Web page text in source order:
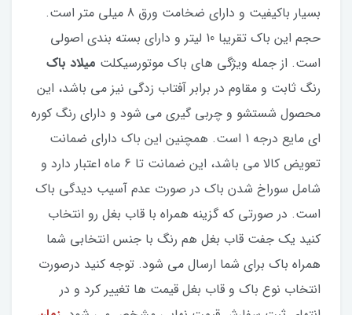
بسیار باکیفیت و دارای ضخامت ورق 8 میلی متر است.
حجم این باک تقریبا 10 لیتر و دارای بسته بندی اصولی
است. از جمله ویژگی های باک موتورسیکلت میلاد باک
رنگ ثابت و مقاوم در برابر آفتاب زدگی نیز می باشد، این
محصول شستشو و چربی گیری می شود و دارای رنگ کوره
ای مایع درجه 1 است. همچنین این باک دارای ضمانت
تعویض کالا می باشد، این ضمانت تا 6 ماه اعتبار دارد و
شامل سوراخ شدن باک در صورت عدم آسیب دیدگی باک
است. در صورتی که گزینه همراه با قاب بغل رو انتخاب
کنید یک جفت قاب بغل هم رنگ با جنس انتخابی شما
همراه باک برای شما ارسال می شود. توجه کنید درصورت
انتخاب نوع باک و قاب بغل قیمت ها تغییر کرد و در